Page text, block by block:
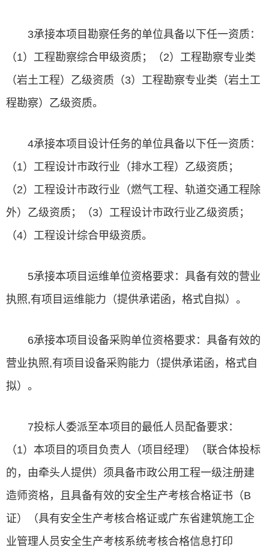
3承接本项目勘察任务的单位具备以下任一资质：
（1）工程勘察综合甲级资质；（2）工程勘察专业类
（岩土工程）乙级资质（3）工程勘察专业类（岩土工
程勘察）乙级资质。
4承接本项目设计任务的单位具备以下任一资质：
（1）工程设计市政行业（排水工程）乙级资质；
（2）工程设计市政行业（燃气工程、轨道交通工程除
外）乙级资质；（3）工程设计市政行业乙级资质；
（4）工程设计综合甲级资质。
5承接本项目运维单位资格要求：具备有效的营业
执照,有项目运维能力（提供承诺函，格式自拟）。
6承接本项目设备采购单位资格要求：具备有效的
营业执照,有项目设备采购能力（提供承诺函，格式自
拟）。
7投标人委派至本项目的最低人员配备要求：
（1）本项目的项目负责人（项目经理）（联合体投标
的，由牵头人提供）须具备市政公用工程一级注册建
造师资格，且具备有效的安全生产考核合格证书（B
证）（具有安全生产考核合格证或广东省建筑施工企
业管理人员安全生产考核系统考核合格信息打印